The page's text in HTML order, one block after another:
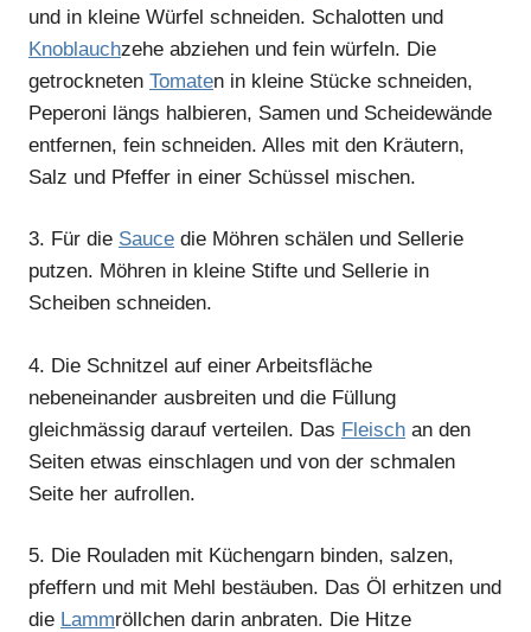
und in kleine Würfel schneiden. Schalotten und
Knoblauchzehe abziehen und fein würfeln. Die
getrockneten Tomaten in kleine Stücke schneiden,
Peperoni längs halbieren, Samen und Scheidewände
entfernen, fein schneiden. Alles mit den Kräutern,
Salz und Pfeffer in einer Schüssel mischen.
3. Für die Sauce die Möhren schälen und Sellerie
putzen. Möhren in kleine Stifte und Sellerie in
Scheiben schneiden.
4. Die Schnitzel auf einer Arbeitsfläche
nebeneinander ausbreiten und die Füllung
gleichmässig darauf verteilen. Das Fleisch an den
Seiten etwas einschlagen und von der schmalen
Seite her aufrollen.
5. Die Rouladen mit Küchengarn binden, salzen,
pfeffern und mit Mehl bestäuben. Das Öl erhitzen und
die Lammröllchen darin anbraten. Die Hitze